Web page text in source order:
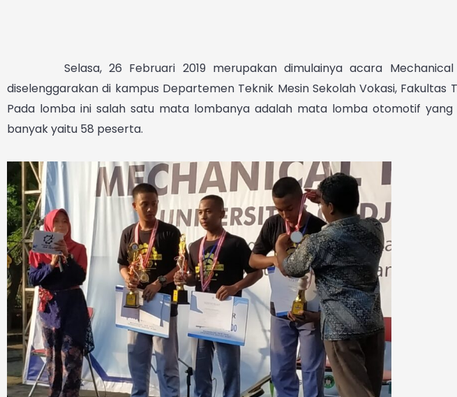
Selasa, 26 Februari 2019 merupakan dimulainya acara Mechanical
diselenggarakan di kampus Departemen Teknik Mesin Sekolah Vokasi, Fakultas
Pada lomba ini salah satu mata lombanya adalah mata lomba otomotif
banyak yaitu 58 peserta.